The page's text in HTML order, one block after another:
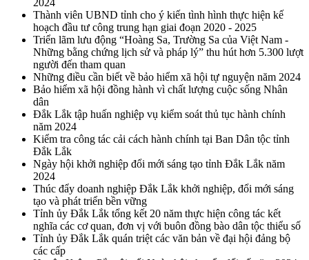
2024
Thành viên UBND tỉnh cho ý kiến tình hình thực hiện kế
hoạch đầu tư công trung hạn giai đoạn 2020 - 2025
Triển lãm lưu động “Hoàng Sa, Trường Sa của Việt Nam -
Những bằng chứng lịch sử và pháp lý” thu hút hơn 5.300 lượt
người đến tham quan
Những điều cần biết về bảo hiểm xã hội tự nguyện năm 2024
Bảo hiểm xã hội đồng hành vì chất lượng cuộc sống Nhân
dân
Đắk Lắk tập huấn nghiệp vụ kiểm soát thủ tục hành chính
năm 2024
Kiểm tra công tác cải cách hành chính tại Ban Dân tộc tỉnh
Đắk Lắk
Ngày hội khởi nghiệp đổi mới sáng tạo tỉnh Đắk Lắk năm
2024
Thúc đẩy doanh nghiệp Đắk Lắk khởi nghiệp, đổi mới sáng
tạo và phát triển bền vững
Tỉnh ủy Đắk Lắk tổng kết 20 năm thực hiện công tác kết
nghĩa các cơ quan, đơn vị với buôn đồng bào dân tộc thiểu số
Tỉnh ủy Đắk Lắk quán triệt các văn bản về đại hội đảng bộ
các cấp